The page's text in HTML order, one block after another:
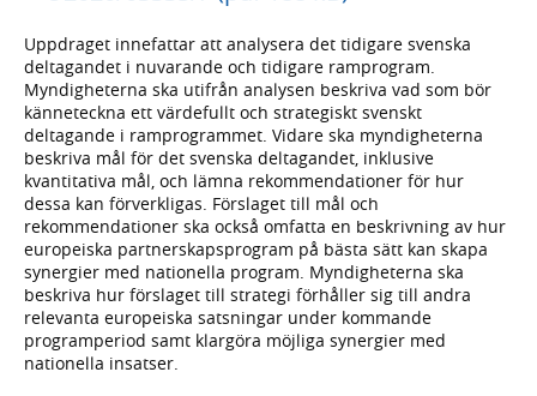
Uppdraget innefattar att analysera det tidigare svenska
deltagandet i nuvarande och tidigare ramprogram.
Myndigheterna ska utifrån analysen beskriva vad som bör
känneteckna ett värdefullt och strategiskt svenskt
deltagande i ramprogrammet. Vidare ska myndigheterna
beskriva mål för det svenska deltagandet, inklusive
kvantitativa mål, och lämna rekommendationer för hur
dessa kan förverkligas. Förslaget till mål och
rekommendationer ska också omfatta en beskrivning av hur
europeiska partnerskapsprogram på bästa sätt kan skapa
synergier med nationella program. Myndigheterna ska
beskriva hur förslaget till strategi förhåller sig till andra
relevanta europeiska satsningar under kommande
programperiod samt klargöra möjliga synergier med
nationella insatser.